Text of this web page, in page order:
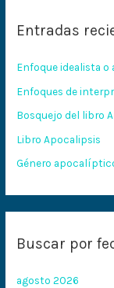
a
p
o
r
:
Entradas
Enfoque idealista o
Enfoques de
Bosquejo del libro
Libro Apocalipsis
Género
Buscar por
agosto 2026